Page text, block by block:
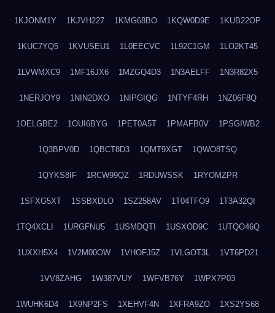
1KJONM1Y 1KJVH227 1KMG68BO 1KQW0D9E 1KUB22OP
1KUC7YQ5 1KVUSEU1 1L0EECVC 1L92C1GM 1LO2KT45
1LVWMXC9 1MF16JX6 1MZGQ4D3 1N3AELFF 1N3R82X5
1NERJOY9 1NIN2DXO 1NIPGIQG 1NTYF4RH 1NZ06F8Q
1OELGBE2 1OUI6BYG 1PET0A5T 1PMAFB0V 1PSGIWB2
1Q3BPV0D 1QBCT8D3 1QMT9XGT 1QWO8TSQ
1QYKS8IF 1RCW99QZ 1RDUWSSK 1RYOMZPR
1SFXG5XT 1SSBXDLO 1SZ258AV 1T04TFO9 1T3A32QI
1TQ4XCLI 1URGFNU5 1USMDQTI 1USXOD9C 1UTQO46Q
1UXXH5X4 1V2M00OW 1VHOFJ5Z 1VLGOT3L 1VT6PD21
1VV8ZAHG 1W387VUY 1WFVB76Y 1WPX7P03
1WUHK6D4 1X9NP2FS 1XEHVF4N 1XFRA9ZO 1XS2YS68